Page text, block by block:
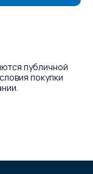
публичной
покупки